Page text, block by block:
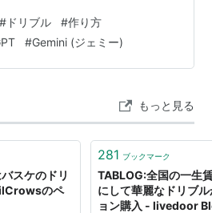
、写真では捉えにくい“動きの軌
表現できます。 最近では
ってプロンプトを組み立て、画
作れるようになり…
# ドリブル #作り方
#Gemini (ジェミー)
もっと見る
スケのドリ
のペ
281 ブックマーク
TABLOG:全国の一生
にして華麗なドリブ
ョン購入 - livedoor